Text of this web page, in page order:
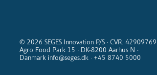
© 2026 SEGES Innovation P/S · CVR. 42909769
Agro Food Park 15 · DK-8200 Aarhus N ·
Danmark info@seges.dk · +45 8740 5000